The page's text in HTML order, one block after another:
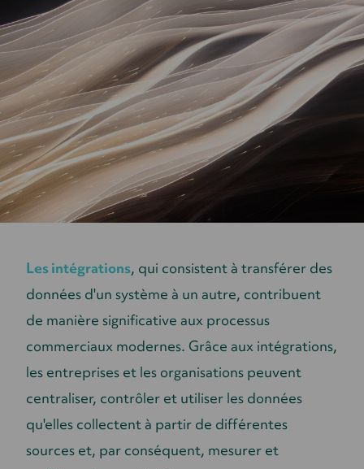
Les intégrations, qui consistent à transférer des
données d'un système à un autre, contribuent
de manière significative aux processus
commerciaux modernes. Grâce aux intégrations,
les entreprises et les organisations peuvent
centraliser, contrôler et utiliser les données
qu'elles collectent à partir de différentes
sources et, par conséquent, mesurer et